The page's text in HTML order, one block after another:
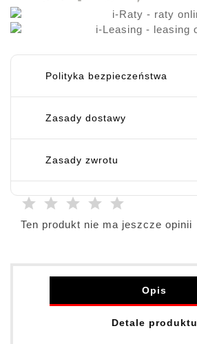
Polityka bezpieczeństwa
Zasady dostawy
Zasady zwrotu
Ten produkt nie ma jeszcze opinii
Opis
Detale produktu